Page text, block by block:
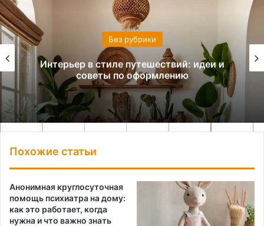
Без рубрики
Интерьер в стиле путешествий: идеи и
советы по оформлению
Похожие статьи
Анонимная круглосуточная
помощь психиатра на дому:
как это работает, когда
нужна и что важно знать